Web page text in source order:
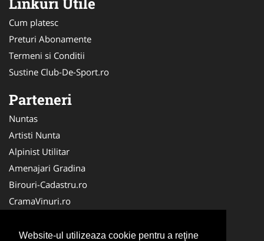
Website-ul utilizeaza cookie pentru a reţine
Cum platesc
Preturi Abonamente
Termeni si Conditii
Sustine Club-De-Sport.ro
Parteneri
Nuntas
Artisti Nunta
Alpinist Utilitar
Amenajari Gradina
Birouri-Cadastru.ro
CramaVinuri.ro
Servicii-DDD.com